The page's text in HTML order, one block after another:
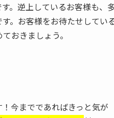
。逆上しているお客様も、
。お客様をお待たせしてい
おきましょう。
今までであればきっと気が